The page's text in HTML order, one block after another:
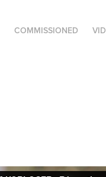
COMMISSIONED